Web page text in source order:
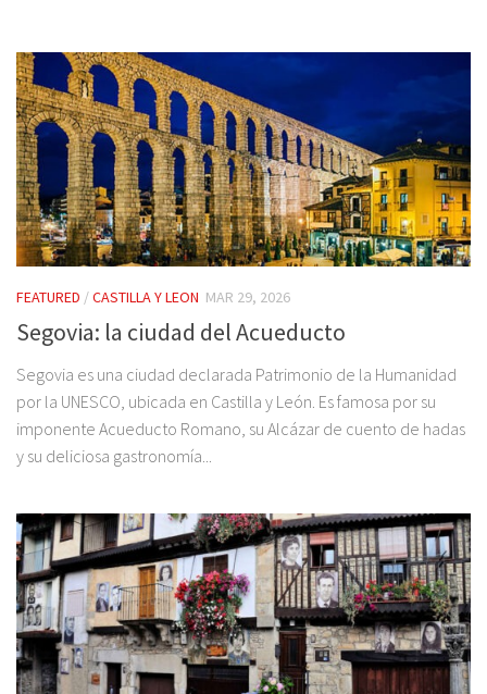
FEATURED /CASTILLA Y LEON MAR 29, 2026
Segovia: la ciudad del Acueducto
Segovia es una ciudad declarada Patrimonio de la Humanidad
por la UNESCO, ubicada en Castilla y León. Es famosa por su
imponente Acueducto Romano, su Alcázar de cuento de hadas
y su deliciosa gastronomía...